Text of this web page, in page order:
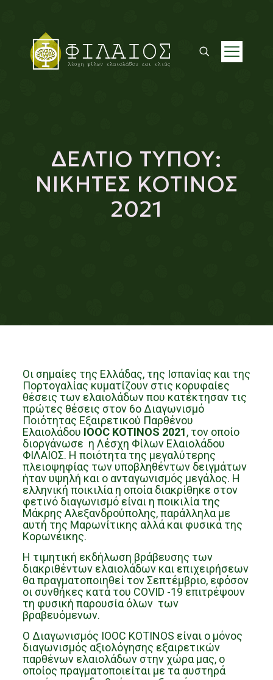
ΔΕΛΤΙΟ ΤΥΠΟΥ:
ΝΙΚΗΤΕΣ ΚΟΤΙΝΟΣ
2021
Οι σημαίες της Ελλάδας, της Ισπανίας και της
Πορτογαλίας κυματίζουν στις κορυφαίες
θέσεις των ελαιολάδων που κατέκτησαν τις
πρώτες θέσεις στον 6οΔιαγωνισμό
Ποιότητας Εξαιρετικού Παρθένου
Ελαιολάδου IOOC KOTINOS 2021, τον οποίο
διοργάνωσε η Λέσχη Φίλων Ελαιολάδου
ΦΙΛΑΙΟΣ. Η ποιότητα της μεγαλύτερης
πλειοψηφίας των υποβληθέντων δειγμάτων
ήταν υψηλή και ο ανταγωνισμός μεγάλος. Η
ελληνική ποικιλία η οποία διακρίθηκε στον
φετινό διαγωνισμό είναι η ποικιλία της
Μάκρης Αλεξανδρούπολης, παράλληλα με
αυτή της Μαρωνίτικης αλλά και φυσικά της
Κoρωνέικης.
Η τιμητική εκδήλωση βράβευσης των
διακριθέντων ελαιολάδων και επιχειρήσεων
θα πραγματοποιηθεί τον Σεπτέμβριο, εφόσον
οι συνθήκες κατά του COVID -19 επιτρέψουν
τη φυσική παρουσία όλων των
βραβευόμενων.
Ο Διαγωνισμός IOOC KOTINOS είναι ο μόνος
διαγωνισμός αξιολόγησης εξαιρετικών
παρθένων ελαιολάδων στην χώρα μας, ο
οποίος πραγματοποιείται με τα αυστηρά